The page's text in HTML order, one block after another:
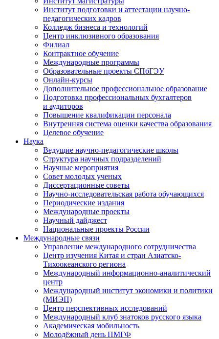
Институт подготовки и аттестации научно-
педагогических кадров
Колледж бизнеса и технологий
Центр инклюзивного образования
Филиал
Контрактное обучение
Международные программы
Образовательные проекты СПбГЭУ
Онлайн-курсы
Дополнительное профессиональное образование
Подготовка профессиональных бухгалтеров
и аудиторов
Повышение квалификации персонала
Внутренняя система оценки качества образования
Целевое обучение
Наука
Ведущие научно-педагогические школы
Структура научных подразделений
Научные мероприятия
Совет молодых ученых
Диссертационные советы
Научно-исследовательская работа обучающихся
Периодические издания
Международные проекты
Научный дайджест
Национальные проекты России
Международные связи
Управление международного сотрудничества
Центр изучения Китая и стран Азиатско-
Тихоокеанского региона
Международный информационно-аналитический
центр
Международный институт экономики и политики
(МИЭП)
Центр перспективных исследований
Международный клуб знатоков русского языка
Академическая мобильность
Молодёжный день ПМГФ